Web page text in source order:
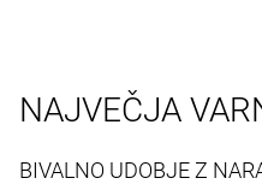
NAJVEČJA
BIVALNO UDOBJE Z